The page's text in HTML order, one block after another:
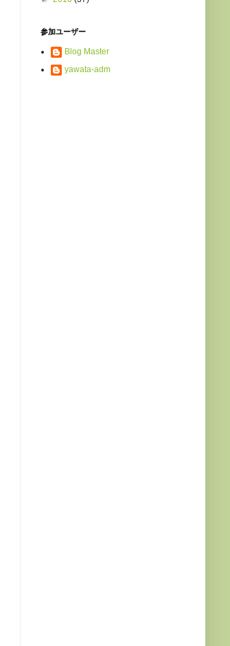
参加ユーザー
Blog Master
yawata-adm